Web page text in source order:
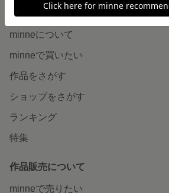
minneを知る
minneについて
minneで買いたい
作品をさがす
ショップをさがす
ランキング
特集
作品販売について
minneで売りたい